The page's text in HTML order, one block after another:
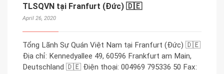
TLSQVN tại Franfurt (Đức) 🇩🇪
April 26, 2020
Tổng Lãnh Sự Quán Việt Nam tại Franfurt (Đức) 🇩🇪
Địa chỉ: Kennedyallee 49, 60596 Frankfurt am Main,
Deutschland 🇩🇪 Điện thoại: 004969 795336 50 Fax: